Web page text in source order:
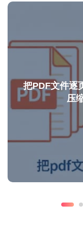
把PDF文件逐
压